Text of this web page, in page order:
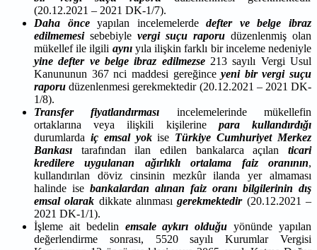
(20.12.2021 – 2021 DK-1/7).
Daha önceyapılan incelemelerdedefter ve belge ibraz
edilmemesisebebiyle vergi suçu raporu düzenlenmiş olan
mükellef ile ilgili aynıyıla ilişkin farklı bir inceleme nedeniyle
yine defter ve belge ibraz edilmezse213 sayılı Vergi Usul
Kanununun 367 nci maddesi gereğinceyeni bir vergi suçu
raporu düzenlenmesi gerekmektedir (20.12.2021 – 2021 DK-
1/8).
Transfer fiyatlandırması incelemelerinde mükellefin
ortaklarına veya ilişkili kişilerine para
kullandırdığı
durumlarda iç emsal yokise Türkiye Cumhuriyet Merkez
Bankası tarafından ilan edilen bankalarca açılan ticari
kredilere uygulanan ağırlıklı ortalama faiz oranının,
kullandırılan döviz cinsinin mezkûr ilanda yer almaması
halinde ise bankalardan alınan faiz oranı bilgilerinin dış
emsal olarak dikkate alınmasıgerekmektedir(20.12.2021 –
2021 DK-1/1).
İşleme ait bedelin emsale aykırı olduğu yönünde yapılan
değerlendirme sonrası, 5520 sayılı Kurumlar Vergisi